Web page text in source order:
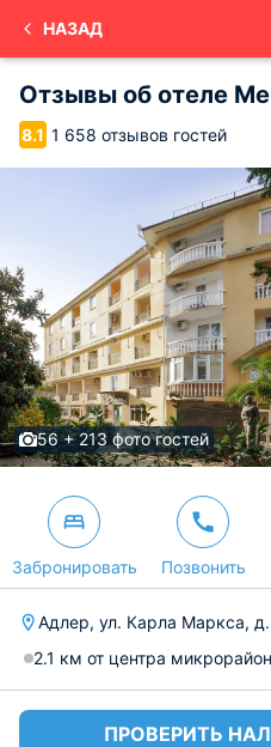
НАЗАД
Отзывы об отеле
8.1 1 658 отзывов гостей
56 + 213 фото гостей
Забронировать Позвонить
Адлер, ул. Карла Маркса,
2.1 км от центра
ПРОВЕРИТЬ